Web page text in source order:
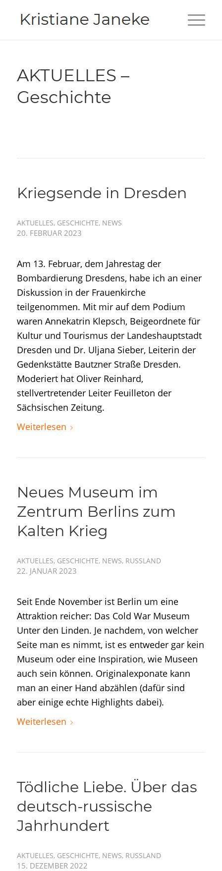
AKTUELLES –
Geschichte
Kriegsende in Dresden
AKTUELLES, GESCHICHTE, NEWS
20. FEBRUAR 2023
Am 13. Februar, dem Jahrestag der
Bombardierung Dresdens, habe ich an einer
Diskussion in der Frauenkirche
teilgenommen. Mit mir auf dem Podium
waren Annekatrin Klepsch, Beigeordnete für
Kultur und Tourismus der Landeshauptstadt
Dresden und Dr. Uljana Sieber, Leiterin der
Gedenkstätte Bautzner Straße Dresden.
Moderiert hat Oliver Reinhard,
stellvertretender Leiter Feuilleton der
Sächsischen Zeitung.
Weiterlesen
Neues Museum im
Zentrum Berlins zum
Kalten Krieg
AKTUELLES, GESCHICHTE, NEWS, RUSSLAND
22. JANUAR 2023
Seit Ende November ist Berlin um eine
Attraktion reicher: Das Cold War Museum
Unter den Linden. Je nachdem, von welcher
Seite man es nimmt, ist es entweder gar kein
Museum oder eine Inspiration, wie Museen
auch sein können. Originalexponate kann
man an einer Hand abzählen (dafür sind
aber einige echte Highlights dabei).
Weiterlesen
Tödliche Liebe. Über das
deutsch-russische
Jahrhundert
AKTUELLES, GESCHICHTE, NEWS, RUSSLAND
15. DEZEMBER 2022